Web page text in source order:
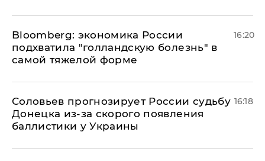
Bloomberg: экономика России
подхватила "голландскую болезнь" в
самой тяжелой форме
16:20
Соловьев прогнозирует России судьбу
Донецка из-за скорого появления
баллистики у Украины
16:18